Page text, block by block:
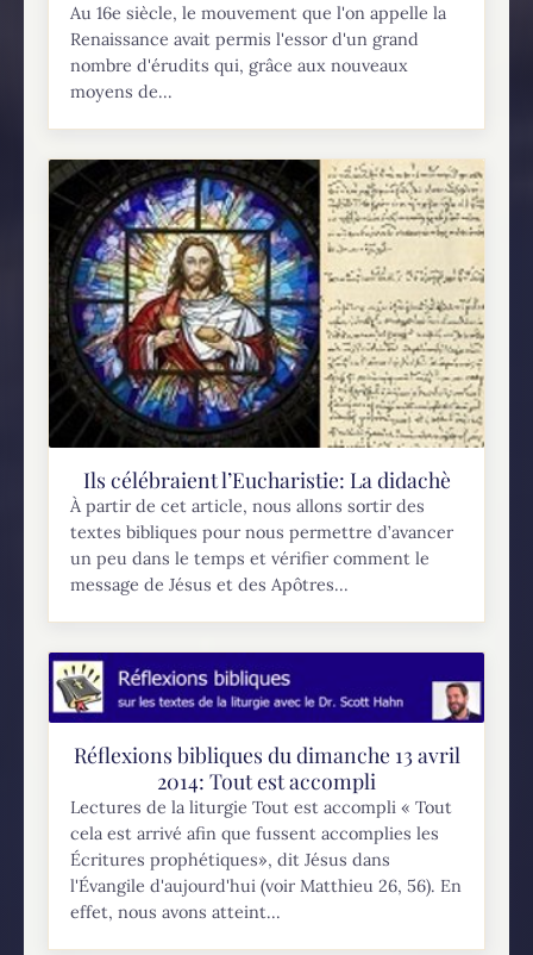
Au 16e siècle, le mouvement que l'on appelle la
Renaissance avait permis l'essor d'un grand
nombre d'érudits qui, grâce aux nouveaux
moyens de...
Ils célébraient l’Eucharistie: La didachè
À partir de cet article, nous allons sortir des
textes bibliques pour nous permettre d’avancer
un peu dans le temps et vérifier comment le
message de Jésus et des Apôtres...
Réflexions bibliques du dimanche 13 avril
2014: Tout est accompli
Lectures de la liturgie Tout est accompli « Tout
cela est arrivé afin que fussent accomplies les
Écritures prophétiques», dit Jésus dans
l'Évangile d'aujourd'hui (voir Matthieu 26, 56). En
effet, nous avons atteint...